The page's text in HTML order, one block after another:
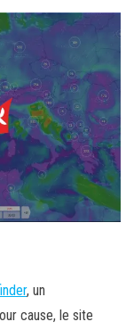
, un
cause, le site